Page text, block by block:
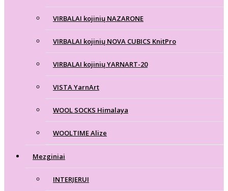
VIRBALAI kojinių NAZARONE
VIRBALAI kojinių NOVA CUBICS KnitPro
VIRBALAI kojinių YARNART-20
VISTA YarnArt
WOOL SOCKS Himalaya
WOOLTIME Alize
Mezginiai
INTERJERUI